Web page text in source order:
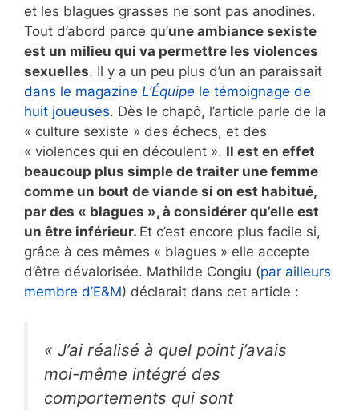
et les blagues grasses ne sont pas anodines.
Tout d’abord parce qu’une ambiance sexiste
est un milieu qui va permettre les violences
sexuelles. Il y a un peu plus d’un an paraissait
dans le magazine L’Équipe le témoignage de
huit joueuses. Dès le chapô, l’article parle de la
« culture sexiste » des échecs, et des
« violences qui en découlent ». Il est en effet
beaucoup plus simple de traiter une femme
comme un bout de viande si on est habitué,
par des « blagues », à considérer qu’elle est
un être inférieur. Et c’est encore plus facile si,
grâce à ces mêmes « blagues » elle accepte
d’être dévalorisée. Mathilde Congiu (par ailleurs
membre d’E&M) déclarait dans cet article :
« J’ai réalisé à quel point j’avais
moi-même intégré des
comportements qui sont